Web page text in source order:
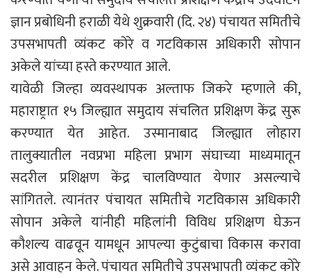
ज्ञान प्रबोधिनी हराळी येथे शुक्रवारी (दि. २४) पंचायत समितीचे
उपसभापती व्यंकट कोरे व गटविकास अधिकारी सोपान
अकेले यांच्या हस्ते करण्यात आले.
यावेळी जिल्हा व्यवस्थापक अल्ताफ जिकरे म्हणाले की,
महाराष्ट्रात १५ जिल्ह्यात समुदाय संचलित प्रशिक्षण केंद्र सुरू
करण्यात येत आहेत. उस्मानाबाद जिल्ह्यात लोहारा
तालुक्यातील नवप्रभा महिला प्रभाग संघाच्या माध्यमातून
सदरील प्रशिक्षण केंद्र चालविण्यात येणार असल्याचे
सांगितले. त्यानंतर पंचायत समितीचे गटविकास अधिकारी
सोपान अकेले यांनीही महिलांनी विविध प्रशिक्षण घेऊन
कौशल्य वाढवून यामधून आपल्या कुटुंबाचा विकास करावा
असे आवाहन केले. पंचायत समितीचे उपसभापती व्यंकट कोरे